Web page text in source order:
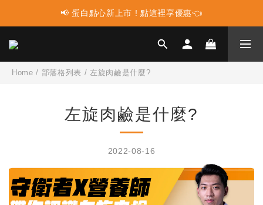
📢 蛋白點心新上市 ! 點這裡享優惠👈
📢 蛋白點心新上市 ! 點這裡享優惠👈
📢 多件組合任選2件再享9折優惠🤩最高可省$3000元！
Home / 部落格列表 /左旋肉鹼是什麼?
左旋肉鹼是什麼?
2022-08-16